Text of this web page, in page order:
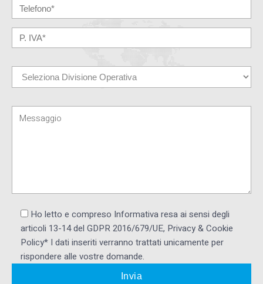
Ho letto e compreso Informativa resa ai ​sensi degli
articoli 13-14 del GDPR 2016/679/UE, Privacy & Cookie
Policy* I dati inseriti verranno trattati unicamente per
rispondere alle vostre domande.